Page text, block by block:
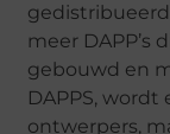
meer DAPP’s
gebouwd en
DAPPS,
ontwerpers,